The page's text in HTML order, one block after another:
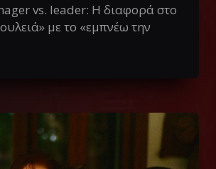
vs. leader: Η διαφορά στο
με το «εμπνέω την